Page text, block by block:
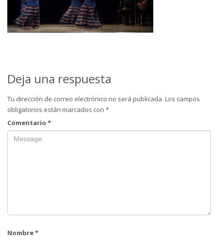
Deja una respuesta
Tu dirección de correo electrónico no será publicada. Los campos
obligatorios están marcados con *
Comentario *
Nombre*